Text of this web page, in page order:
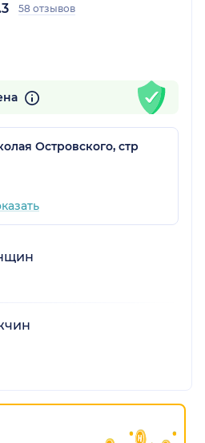
58 отзывов
Островского, стр